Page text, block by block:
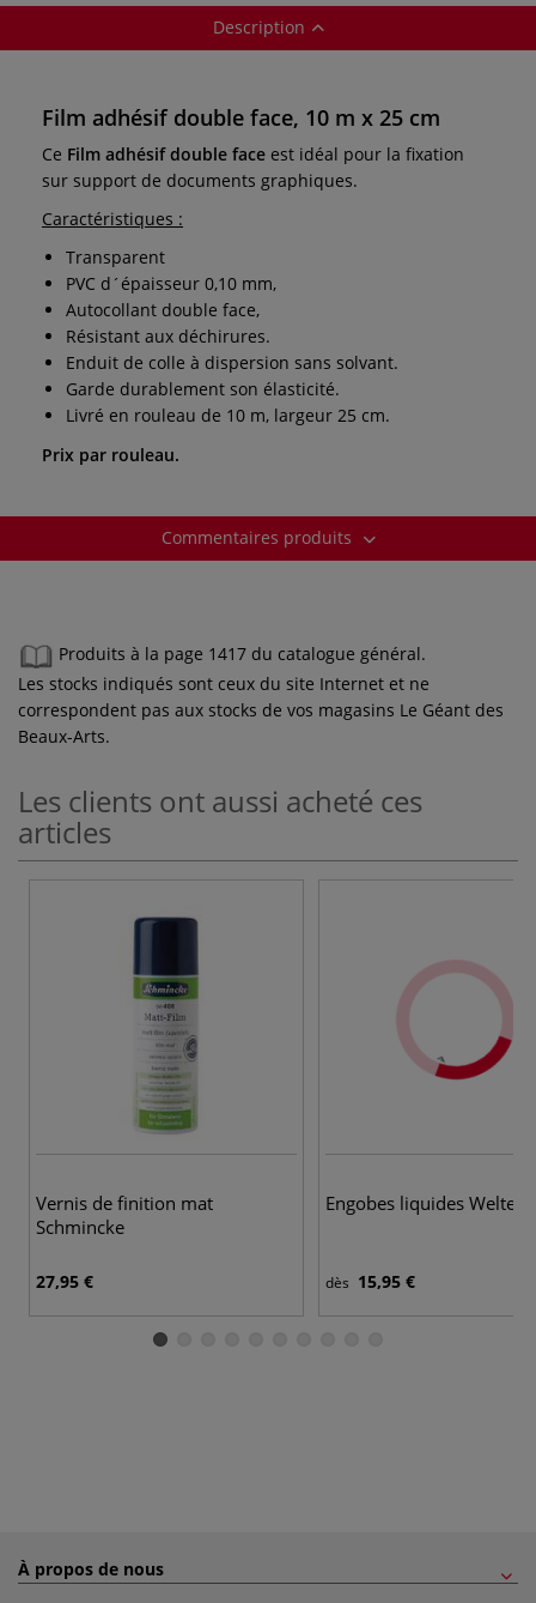
Description
Film adhésif double face, 10 m x 25 cm
Ce Film adhésif double face est idéal pour la fixation
sur support de documents graphiques.
Caractéristiques :
Transparent
PVC d´épaisseur 0,10 mm,
Autocollant double face,
Résistant aux déchirures.
Enduit de colle à dispersion sans solvant.
Garde durablement son élasticité.
Livré en rouleau de 10 m, largeur 25 cm.
Prix par rouleau.
Commentaires produits
Produits à la page 1417 du catalogue général.
Les stocks indiqués sont ceux du site Internet et ne
correspondent pas aux stocks de vos magasins Le Géant des
Beaux-Arts.
Les clients ont aussi acheté ces
articles
Vernis de finition mat
Schmincke
27,95 €
Engobes liquides Welte
dès 15,95 €
À propos de nous